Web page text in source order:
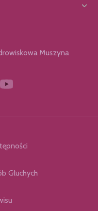
Muszyna
Głuchych